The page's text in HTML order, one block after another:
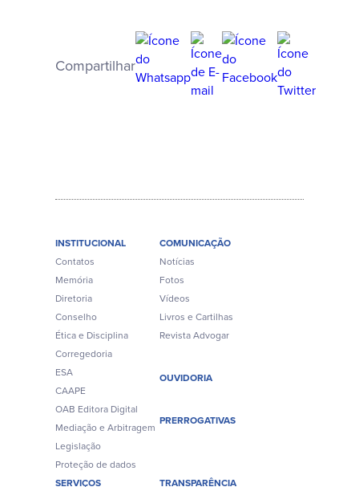
Compartilhar
INSTITUCIONAL
Contatos
Memória
Diretoria
Conselho
Ética e Disciplina
Corregedoria
ESA
CAAPE
OAB Editora Digital
Mediação e Arbitragem
Legislação
Proteção de dados
COMUNICAÇÃO
Notícias
Fotos
Vídeos
Livros e Cartilhas
Revista Advogar
OUVIDORIA
PRERROGATIVAS
SERVIÇOS TRANSPARÊNCIA